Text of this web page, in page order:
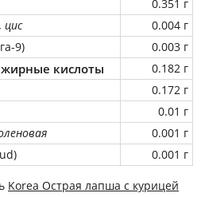
0.351 г
цис
0.004 г
9)
0.003 г
кислоты
0.182 г
0.172 г
0.01 г
0.001 г
0.001 г
Korea Острая лапша с курицей